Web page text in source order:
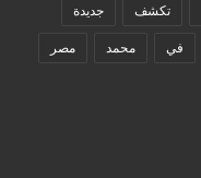
تكشف جديدة
في محمد مصر